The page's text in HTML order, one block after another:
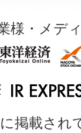
様・メデ
掲載され